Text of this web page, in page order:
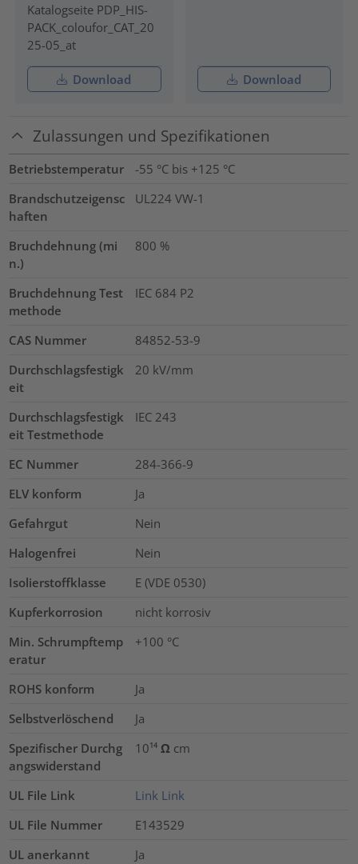
Katalogseite PDP_HIS-
PACK_coloufor_CAT_20
25-05_at
Download Download
Zulassungen und Spezifikationen
Betriebstemperatur
-55 °C bis +125 °C
Brandschutzeigensc
haften
UL224 VW-1
Bruchdehnung (mi
n.)
800 %
Bruchdehnung Test
methode
IEC 684 P2
CAS Nummer
84852-53-9
Durchschlagsfestigk
eit
20 kV/mm
Durchschlagsfestigk
eit Testmethode
IEC 243
EC Nummer
284-366-9
ELV konform
Ja
Gefahrgut
Nein
Halogenfrei
Nein
Isolierstoffklasse
E (VDE 0530)
Kupferkorrosion
nicht korrosiv
Min. Schrumpftemp
eratur
+100 °C
ROHS konform
Ja
Selbstverlöschend
Ja
Spezifischer Durchg
angswiderstand
10¹⁴ Ω cm
UL File Link Link Link
UL File Nummer
E143529
UL anerkannt
Ja